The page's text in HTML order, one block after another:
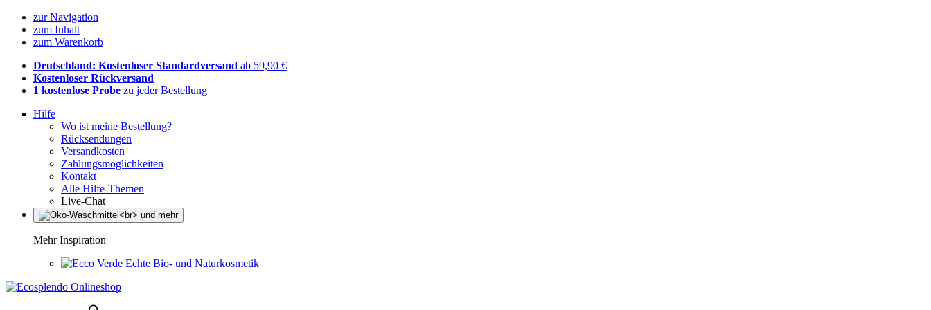
zur Navigation
zum Inhalt
zum Warenkorb
Deutschland: Kostenloser Standardversand ab 59,90 €
Kostenloser Rückversand
1 kostenlose Probe zu jeder Bestellung
Hilfe
Wo ist meine Bestellung?
Rücksendungen
Versandkosten
Zahlungsmöglichkeiten
Kontakt
Alle Hilfe-Themen
Live-Chat
Mehr Inspiration
Echte Bio- und Naturkosmetik